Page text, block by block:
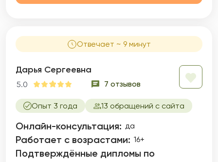
Отвечает ~ 9 минут
Дарья Сергеевна
5.0 7 отзывов
Опыт 3 года 13 обращений с сайта
Онлайн-консультация: да
Работает с возрастами: 16+
Подтверждённые дипломы по